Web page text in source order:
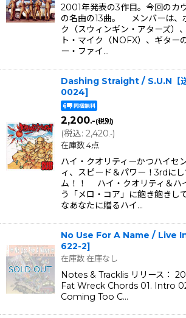
2001年発表の3作目。今回のカ
の名曲の13曲。 メンバーは、
ク（スウィンギン・アターズ）
ト・マイク（NOFX）、ギター
ー・ファイ…
Dashing Straight / S.U.N【送
0024]
2,200.-(税別)
(税込: 2,420.-)
在庫数 4点
ハイ・クオリティーかつハイセ
ィ、スピード＆パワー！3rdに
ム！！ ハイ・クオリティ＆ハ
う「メロ・コア」に飽き飽きし
なあなたに贈るハイ…
No Use For A Name / Live
622-2]
在庫数 在庫なし
Notes & Tracklis リリース：
Fat Wreck Chords 01. Intro
Coming Too C…